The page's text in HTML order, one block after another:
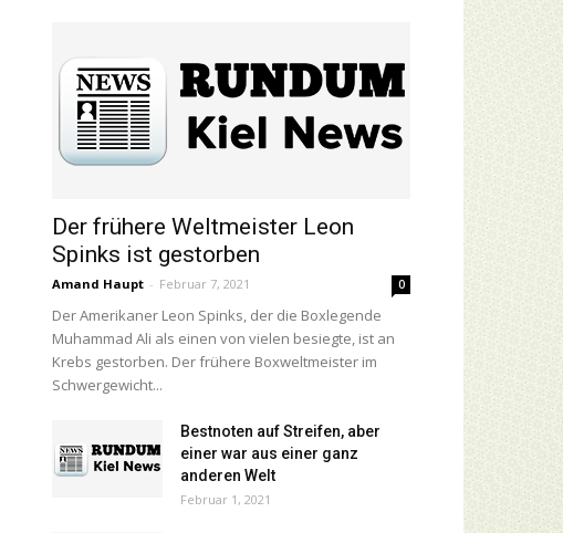
Der frühere Weltmeister Leon
Spinks ist gestorben
Amand Haupt - Februar 7, 2021 0
Der Amerikaner Leon Spinks, der die Boxlegende
Muhammad Ali als einen von vielen besiegte, ist an
Krebs gestorben. Der frühere Boxweltmeister im
Schwergewicht...
Bestnoten auf Streifen, aber
einer war aus einer ganz
anderen Welt
Februar 1, 2021